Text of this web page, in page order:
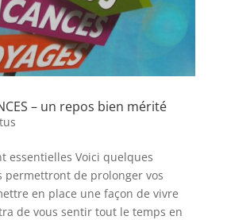
– un repos bien mérité
essentielles Voici quelques
permettront de prolonger vos
en place une façon de vivre
de vous sentir tout le temps en